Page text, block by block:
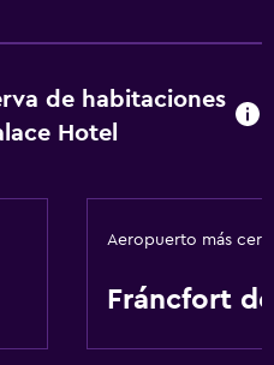
de habitaciones
Hotel
Aeropuerto más
Fráncfort